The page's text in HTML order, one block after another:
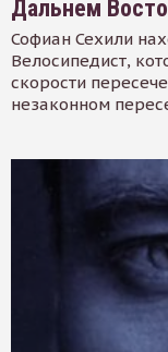
Дальнем
Софиан Сехили
Велосипедист,
скорости
незаконном